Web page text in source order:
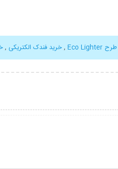
,خرید فندک الکتریکی ,